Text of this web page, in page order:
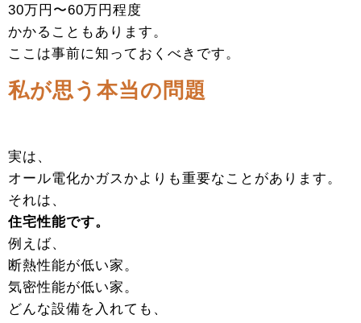
30万円〜60万円程度
かかることもあります。
ここは事前に知っておくべきです。
私が思う本当の問題
実は、
オール電化かガスかよりも重要なことがあります。
それは、
住宅性能です。
例えば、
断熱性能が低い家。
気密性能が低い家。
どんな設備を入れても、